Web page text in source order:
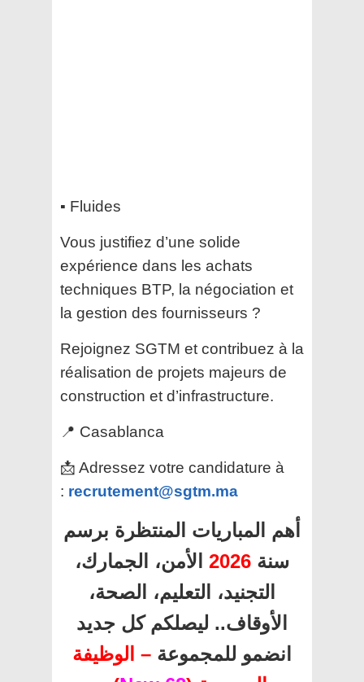
▪️ Fluides
Vous justifiez d’une solide
expérience dans les achats
techniques BTP, la négociation et
la gestion des fournisseurs ?
Rejoignez SGTM et contribuez à la
réalisation de projets majeurs de
construction et d’infrastructure.
📍 Casablanca
📩 Adressez votre candidature à
: recrutement@sgtm.ma
أهم المباريات المنتظرة برسم
سنة 2026 الأمن، الجمارك،
التجنيد، التعليم، الصحة،
الأوقاف.. ليصلكم كل جديد
انضمو للمجموعة – الوظيفة